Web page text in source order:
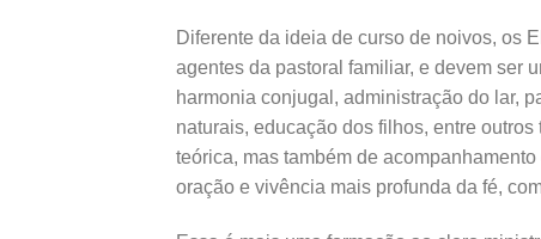
Diferente da ideia de curso de noivos, os
agentes da pastoral familiar, e devem ser
harmonia conjugal, administração do lar,
naturais, educação dos filhos, entre
teórica, mas também de
oração e vivência mais profunda da fé,